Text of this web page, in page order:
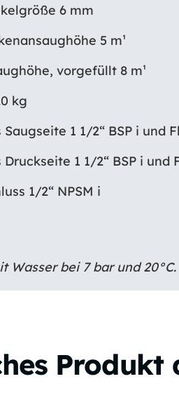
6 mm
5 m¹
vorgefüllt 8 m¹
kg
1 1/2“ BSP i und
1 1/2“ BSP i und
1/2“ NPSM i
Wasser bei 7 bar und 20°C.
Produkt